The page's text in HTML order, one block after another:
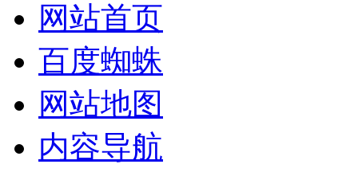
网站首页
百度蜘蛛
网站地图
内容导航